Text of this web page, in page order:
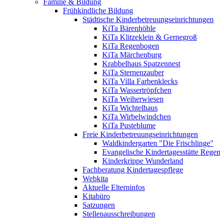
Familie & Bildung
Frühkindliche Bildung
Städtische Kinderbetreuungseinrichtungen
KiTa Bärenhöhle
KiTa Klitzeklein & Gernegroß
KiTa Regenbogen
KiTa Märchenburg
Krabbelhaus Spatzennest
KiTa Sternenzauber
KiTa Villa Farbenklecks
KiTa Wassertröpfchen
KiTa Weiherwiesen
KiTa Wichtelhaus
KiTa Wirbelwindchen
KiTa Pusteblume
Freie Kinderbetreuungseinrichtungen
Waldkindergarten "Die Frischlinge"
Evangelische Kindertagesstätte
Kinderkrippe Wunderland
Fachberatung Kindertagespflege
Webkita
Aktuelle Elterninfos
Kitabüro
Satzungen
Stellenausschreibungen